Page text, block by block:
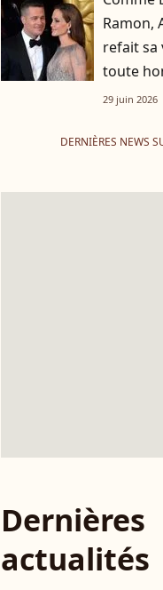
Ramon,
refait sa
toute
29 juin 2026
DERNIÈRES NEWS
Dernières
actualités